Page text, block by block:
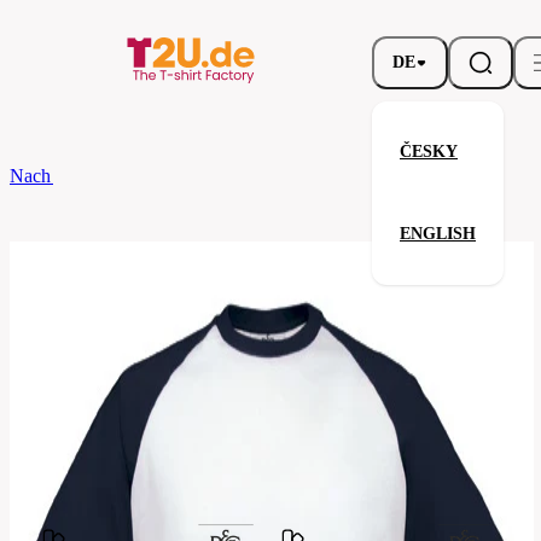
DE
ČESKY
ENGLISH
Nach dem Brand
Parameter
Marke B&C
Code
TU020-
white-
Verwandte Produkte
Ihre Zufriedenheit ist unsere Priorität.